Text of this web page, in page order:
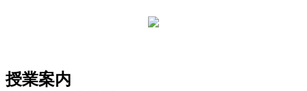
授業案内